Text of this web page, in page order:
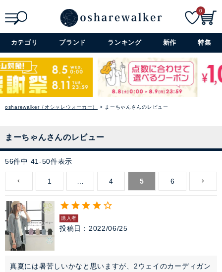
詳細検索+
0
カテゴリ ブランド ランキング 新作 特集
osharewalker（オシャレウォーカー） まーちゃんさんのレビュー
まーちゃんさんのレビュー
56件中 41 -50件表示
1 4 5 6
購入者
投稿日 2022/06/25
真夏には暑苦しいかなと思いますが、2ウェイのカーディガン